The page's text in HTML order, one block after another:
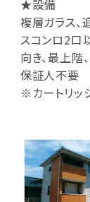
★設備
複層ガラス、
スコンロ2口
向き、最上階
保証人不要
※カートリッ